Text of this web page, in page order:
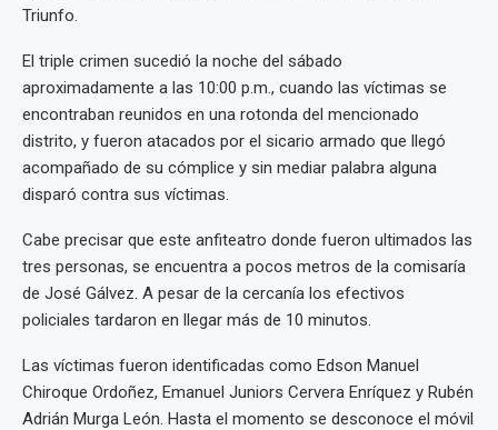
Triunfo.
El triple crimen sucedió la noche del sábado
aproximadamente a las 10:00 p.m., cuando las víctimas se
encontraban reunidos en una rotonda del mencionado
distrito, y fueron atacados por el sicario armado que llegó
acompañado de su cómplice y sin mediar palabra alguna
disparó contra sus víctimas.
Cabe precisar que este anfiteatro donde fueron ultimados las
tres personas, se encuentra a pocos metros de la comisaría
de José Gálvez. A pesar de la cercanía los efectivos
policiales tardaron en llegar más de 10 minutos.
Las víctimas fueron identificadas como Edson Manuel
Chiroque Ordoñez, Emanuel Juniors Cervera Enríquez y Rubén
Adrián Murga León. Hasta el momento se desconoce el móvil